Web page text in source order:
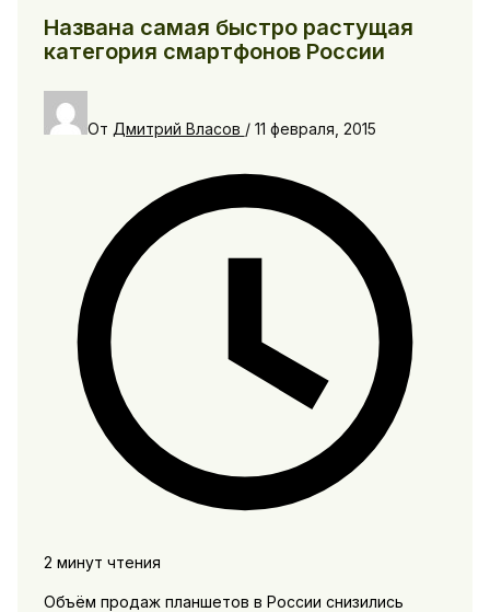
Названа самая быстро растущая
категория смартфонов России
От Дмитрий Власов / 11 февраля, 2015
2 минут чтения
Объём продаж планшетов в России снизились